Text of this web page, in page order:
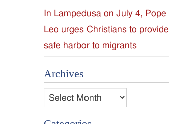
In Lampedusa on July 4, Pope
Leo urges Christians to provide
safe harbor to migrants
Archives
Archives